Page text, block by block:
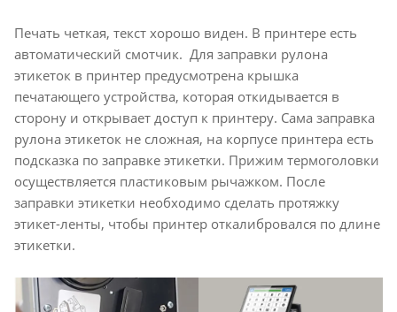
Печать четкая, текст хорошо виден. В принтере есть
автоматический смотчик. Для заправки рулона
этикеток в принтер предусмотрена крышка
печатающего устройства, которая откидывается в
сторону и открывает доступ к принтеру. Сама заправка
рулона этикеток не сложная, на корпусе принтера есть
подсказка по заправке этикетки. Прижим термоголовки
осуществляется пластиковым рычажком. После
заправки этикетки необходимо сделать протяжку
этикет-ленты, чтобы принтер откалибровался по длине
этикетки.